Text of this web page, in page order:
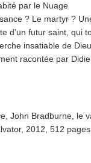
par le Nuage
? Le martyr ?
d’un futur saint, qui
insatiable de Dieu,
racontée par
John Bradburne, le
2012, 512